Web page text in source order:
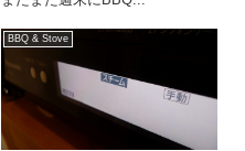
BBQ & Stove